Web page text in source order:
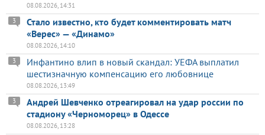
08.08.2026, 14:31
Стало известно, кто будет комментировать матч
«Верес» — «Динамо»
3
08.08.2026, 14:10
Инфантино влип в новый скандал: УЕФА выплатил
шестизначную компенсацию его любовнице
3
08.08.2026, 13:49
Андрей Шевченко отреагировал на удар россии по
стадиону «Черноморец» в Одессе
3
08.08.2026, 13:28